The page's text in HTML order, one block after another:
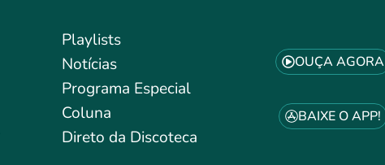
Playlists
Notícias
Programa Especial
Coluna
Direto da Discoteca
OUÇA AGORA
BAIXE O APP!